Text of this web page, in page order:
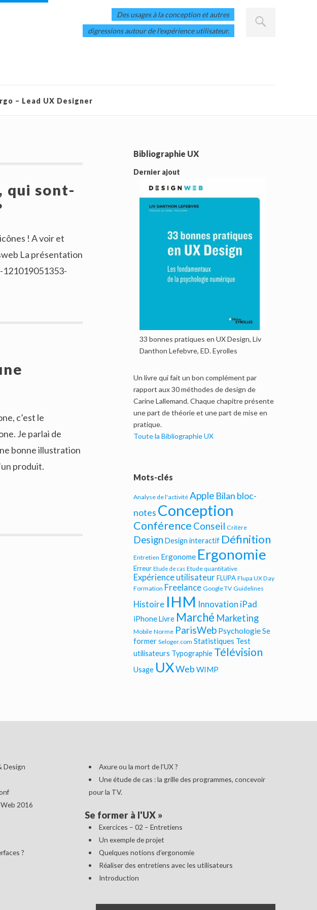
Des usages à la conception et autres
digressions autour de l'expérience utilisateur.
– Lead UX Designer
qui sont-
! A voir et
La présentation
121019051353-
c’est le
Je parlai de
bonne illustration
produit.
Bibliographie UX
Dernier ajout
33 bonnes pratiques en UX Design, Liv
Danthon Lefebvre, ED. Eyrolles
Un livre qui fait un bon complément par
rapport aux 30 méthodes de design de
Carine Lallemand. Chaque chapitre présente
une part de théorie et une part de mise en
pratique.
Toute la Bibliographie UX
Mots-clés
Analyse de l'activité Apple Bilan bloc-
notes Conception
Conférence Conseil Critère
Design Design interactif Définition
Entretien Ergonome Ergonomie
Erreur Etude de cas Etude quantitative
Expérience utilisateur FLUPA Flupa UX Day
Formation Freelance Google TV Guidelines
Histoire IHM Innovation iPad
iPhoneLivre Marché Marketing
Mobile Norme ParisWeb PsychologieSe
former Seloger.com Statistiques Test
utilisateurs Typographie Télévision
Usage UXWeb WIMP
Design
2016
?
Axure ou la mort de l’UX ?
Une étude de cas : la grille des programmes, concevoir
pour la TV.
Se former à l'UX»
Exercices – 02 – Entretiens
Un exemple de projet
Quelques notions d’ergonomie
Réaliser des entretiens avec les utilisateurs
Introduction